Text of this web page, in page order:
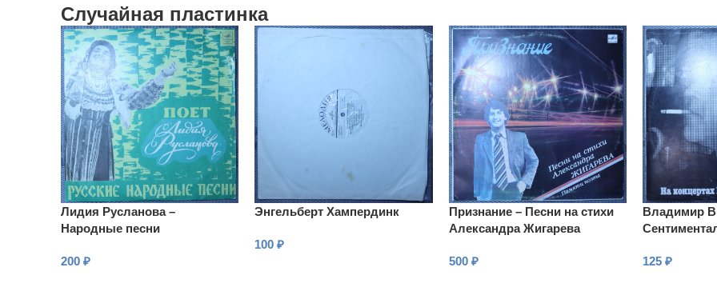
Случайная пластинка
Лидия Русланова –
Народные песни
200 ₽
Энгельберт Хампердинк
100₽
Признание – Песни на стихи
Александра Жигарева
500 ₽
Владимир
125₽